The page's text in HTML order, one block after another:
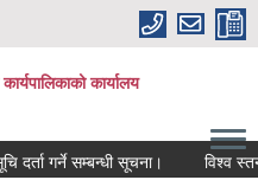
कार्यालय
दर्ता गर्ने सम्बन्धी सूचना। विश्व